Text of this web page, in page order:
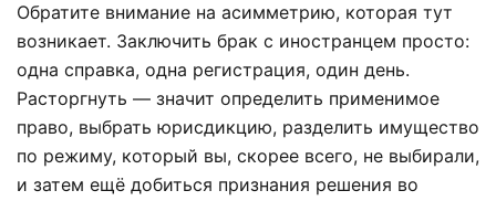
Обратите внимание на асимметрию, которая тут
возникает. Заключить брак с иностранцем просто:
одна справка, одна регистрация, один день.
Расторгнуть — значит определить применимое
право, выбрать юрисдикцию, разделить имущество
по режиму, который вы, скорее всего, не выбирали,
и затем ещё добиться признания решения во